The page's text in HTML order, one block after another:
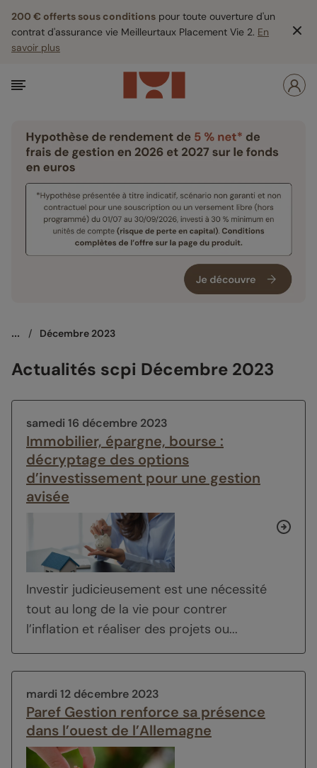
200 € offerts sous conditions pour toute ouverture d'un
contrat d'assurance vie Meilleurtaux Placement Vie 2. En
savoir plus
... / Décembre 2023
Actualités scpi Décembre 2023
samedi 16 décembre 2023
Immobilier, épargne, bourse :
décryptage des options
d’investissement pour une gestion
avisée
Investir judicieusement est une nécessité
tout au long de la vie pour contrer
l’inflation et réaliser des projets ou...
mardi 12 décembre 2023
Paref Gestion renforce sa présence
dans l’ouest de l’Allemagne